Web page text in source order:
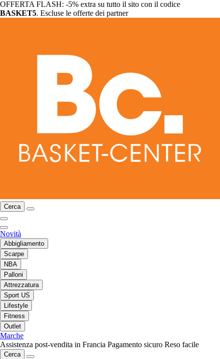
OFFERTA FLASH: -5% extra su tutto il sito con il codice
BASKET5. Escluse le offerte dei partner
Cerca
Novità
Abbigliamento
Scarpe
NBA
Palloni
Attrezzatura
Sport US
Lifestyle
Fitness
Outlet
Marche
Assistenza post-vendita in Francia Pagamento sicuro Reso facile
Cerca